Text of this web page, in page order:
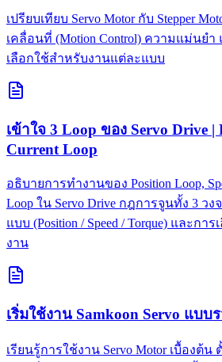
เปรียบเทียบ Servo Motor กับ Stepper
เคลื่อนที่ (Motion Control) ความแม่นยำ
เลือกใช้สำหรับงานแต่ละแบบ
เข้าใจ 3 Loop ของ Servo Drive |
Current Loop
อธิบายการทำงานของ Position Loop,
Loop ใน Servo Drive กฎการจูนทั้ง 3 ว
แบบ (Position / Speed / Torque) และกา
งาน
เริ่มใช้งาน Samkoon Servo แบบ
เรียนรู้การใช้งาน Servo Motor เบื้องต้น